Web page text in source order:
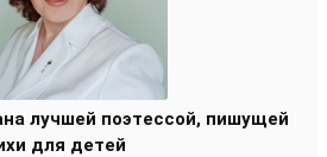
лучшей поэтессой, пишущей
для детей